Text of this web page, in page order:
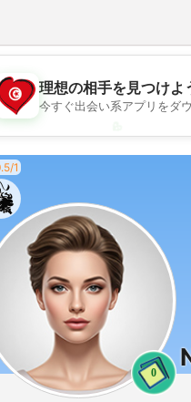
理想の相手を見つけよ
今すぐ出会い系アプリをダ
1
0